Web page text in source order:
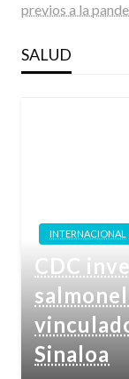
previos a la
SALUD
INTERNACIONAL
CDC
Sinaloa